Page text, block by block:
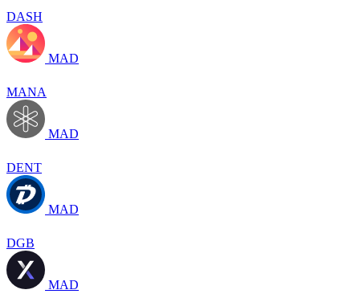
DASH
MAD
MANA
MAD
DENT
MAD
DGB
MAD